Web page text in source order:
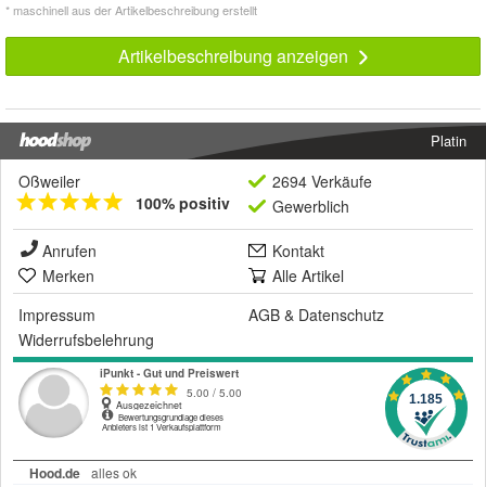
* maschinell aus der Artikelbeschreibung erstellt
Artikelbeschreibung anzeigen
Platin
Oßweiler
100% positiv
2694 Verkäufe
Gewerblich
Anrufen
Kontakt
Merken
Alle Artikel
Impressum
AGB & Datenschutz
Widerrufsbelehrung